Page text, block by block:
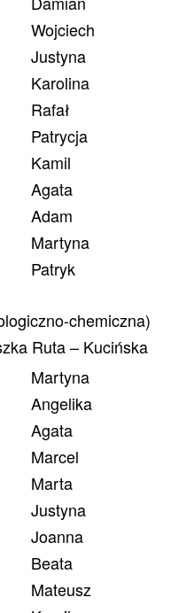
Wojciech
Justyna
Karolina
Rafał
Patrycja
Kamil
Agata
Adam
Martyna
Patryk
chemiczna)
Ruta – Kucińska
Martyna
Angelika
Agata
Marcel
Marta
Justyna
Joanna
Beata
Mateusz